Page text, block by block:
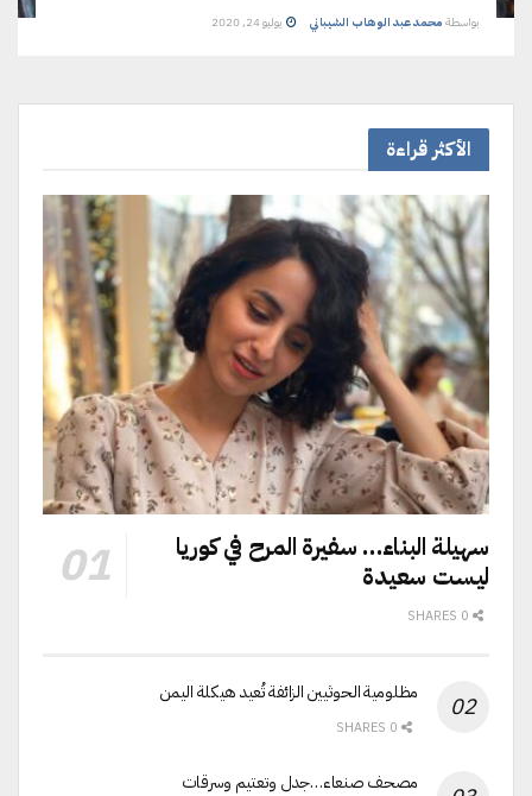
بواسطة محمد عبد الوهاب الشيباني يوليو 24, 2020
الأكثر قراءة
سهيلة البناء… سفيرة المرح في كوريا
ليست سعيدة
مظلومية الحوثيين الزائفة تُعيد هيكلة اليمن
مصحف صنعاء…جدل وتعتيم وسرقات